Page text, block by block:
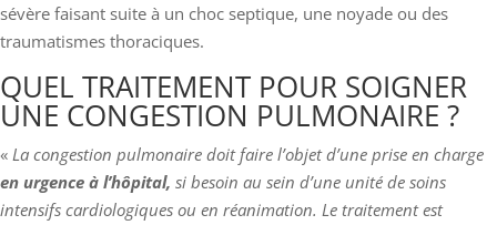
sévère faisant suite à un choc septique, une noyade ou des
traumatismes thoraciques.
QUEL TRAITEMENT POUR SOIGNER
UNE CONGESTION PULMONAIRE ?
« La congestion pulmonaire doit faire l’objet d’une prise en charge
en urgence à l’hôpital, si besoin au sein d’une unité de soins
intensifs cardiologiques ou en réanimation. Le traitement est